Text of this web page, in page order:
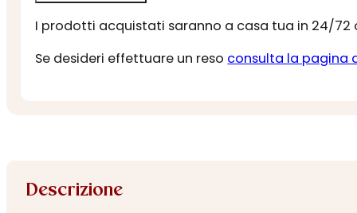
I prodotti acquistati saranno a casa tua in 24/72
Se desideri effettuare un reso consulta la pagina
Descrizione